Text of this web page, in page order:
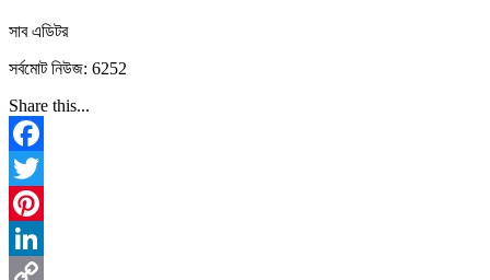
সাব এডিটর
সর্বমোট নিউজ: 6252
Share this...
Facebook
Twitter
Pinterest
LinkedIn